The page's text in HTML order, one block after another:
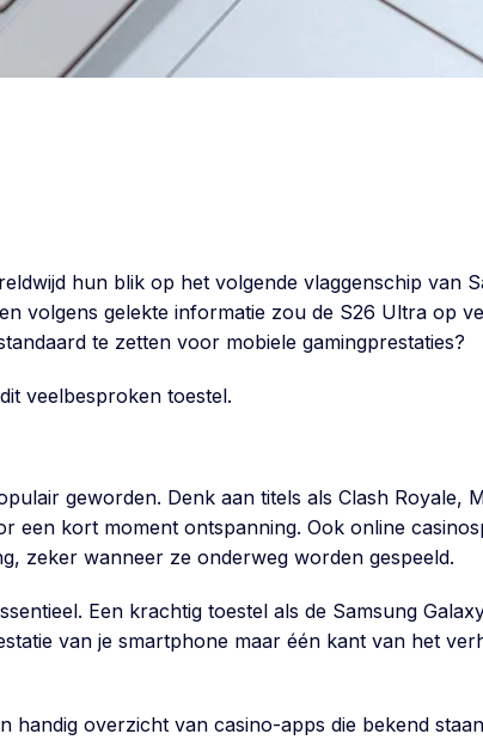
hun blik op het volgende vlaggenschip van
volgens gelekte informatie zou de S26 Ultra op
te zetten voor mobiele gamingprestaties?
veelbesproken toestel.
geworden. Denk aan titels als Clash Royale,
een kort moment ontspanning. Ook online
zeker wanneer ze onderweg worden gespeeld.
Een krachtig toestel als de Samsung
van je smartphone maar één kant van het
handig overzicht van casino-apps die bekend